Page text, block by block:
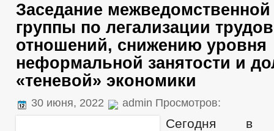
Заседание
группы по легализации
отношений, снижению уровня
неформальной занятости и
«теневой» экономики
30 июня, 2022 admin Просмотров:
Сегодня в